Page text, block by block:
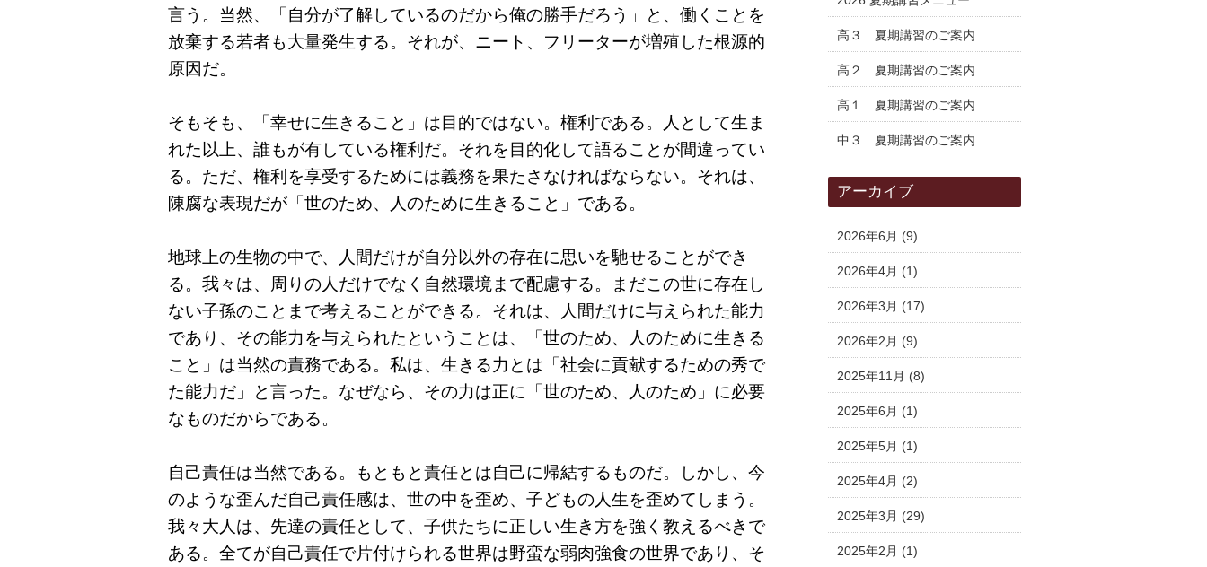
言う。当然、「自分が了解しているのだから俺の勝手だろう」と、働くことを
放棄する若者も大量発生する。それが、ニート、フリーターが増殖した根源的
原因だ。
そもそも、「幸せに生きること」は目的ではない。権利である。人として生ま
れた以上、誰もが有している権利だ。それを目的化して語ることが間違ってい
る。ただ、権利を享受するためには義務を果たさなければならない。それは、
陳腐な表現だが「世のため、人のために生きること」である。
地球上の生物の中で、人間だけが自分以外の存在に思いを馳せることができ
る。我々は、周りの人だけでなく自然環境まで配慮する。まだこの世に存在し
ない子孫のことまで考えることができる。それは、人間だけに与えられた能力
であり、その能力を与えられたということは、「世のため、人のために生きる
こと」は当然の責務である。私は、生きる力とは「社会に貢献するための秀で
た能力だ」と言った。なぜなら、その力は正に「世のため、人のため」に必要
なものだからである。
自己責任は当然である。もともと責任とは自己に帰結するものだ。しかし、今
のような歪んだ自己責任感は、世の中を歪め、子どもの人生を歪めてしまう。
我々大人は、先達の責任として、子供たちに正しい生き方を強く教えるべきで
ある。全てが自己責任で片付けられる世界は野蛮な弱肉強食の世界であり、そ
高３ 夏期講習のご案内
高２ 夏期講習のご案内
高１ 夏期講習のご案内
中３ 夏期講習のご案内
アーカイブ
2026年6月 (9)
2026年4月 (1)
2026年3月 (17)
2026年2月 (9)
2025年11月 (8)
2025年6月 (1)
2025年5月 (1)
2025年4月 (2)
2025年3月 (29)
2025年2月 (1)